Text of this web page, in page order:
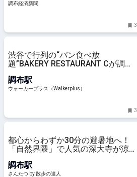
調布経済新聞
3
渋谷で行列の“パン食べ放
題”BAKERY RESTAURANT Cが調布
響は？最大200組待ちの日も！｜ウ
ォーカープラス
調布駅
ウォーカープラス（Walkerplus）
3
都心からわずか30分の避暑地へ！
「自然界隈」で人気の深大寺が涼し
散歩の達人
調布駅
さんたつ by 散歩の達人